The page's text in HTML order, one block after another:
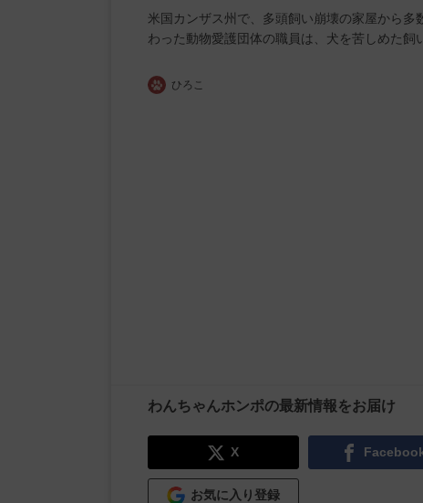
米国カンザス州で、多頭飼い崩壊の家屋から
わった動物愛護団体の職員は、犬を苦しめた飼
ひろこ
わんちゃんホンポの最新情報をお届け
X
お気に入り登録